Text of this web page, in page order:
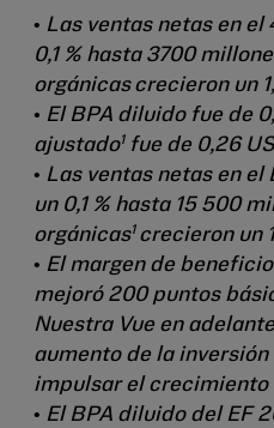
• Las ventas netas en el
0,1 % hasta 3700
orgánicas crecieron un
• El BPA diluido fue de
ajustado1fue de 0,26
• Las ventas netas en el
un 0,1 % hasta 15 500
orgánicas1 crecieron un
• El margen de
mejoró 200 puntos
Nuestra Vue en
aumento de la
impulsar el crecimiento
• El BPA diluido del EF